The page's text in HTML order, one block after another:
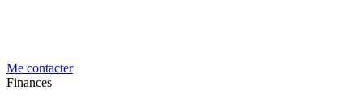
Me contacter
Finances